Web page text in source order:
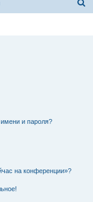
и пароля?
на конференции»?